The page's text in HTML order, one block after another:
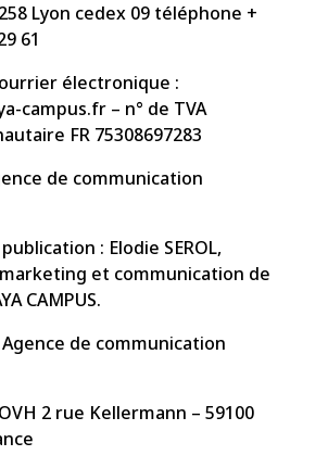
Lyon cedex 09 téléphone +
61
électronique :
campus.fr – n° de TVA
FR 75308697283
de communication
: Elodie SEROL,
et communication de
CAMPUS.
de communication
2 rue Kellermann – 59100